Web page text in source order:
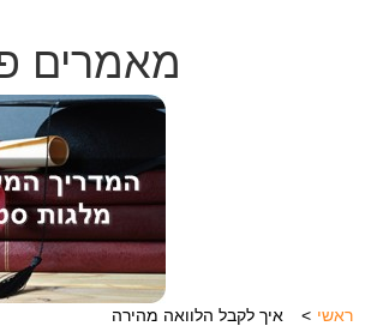
מאמרים
ראשי איך לקבל הלוואה מהירה